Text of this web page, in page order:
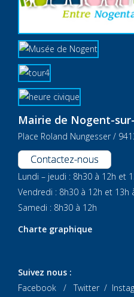
Mairie de Nogent-
Place Roland Nungesser /
Contactez-nous
Lundi – jeudi : 8h30 à 12h et
Vendredi : 8h30 à 12h et 13h
Samedi : 8h30 à 12h
Charte graphique
Suivez nous :
Facebook /Twitter/